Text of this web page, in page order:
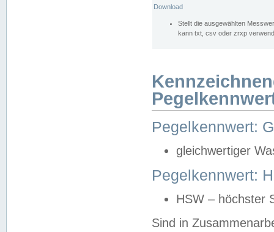
Download
Stellt die ausgewählten
kann txt, csv oder zrxp
Pegelkennwert:
gleichwertiger
Pegelkennwert:
HSW – höchster
Sind in